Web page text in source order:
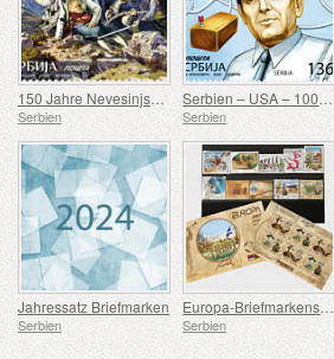
150 Jahre Nevesinjska puška
Serbien
Serbien – USA – 100. Geburtstag von Douglas Engelbart
Serbien
Jahressatz Briefmarken
Serbien
Europa-Briefmarkensatz 2007-2016
Serbien